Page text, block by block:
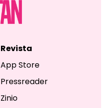
Revista
App Store
Pressreader
Zinio